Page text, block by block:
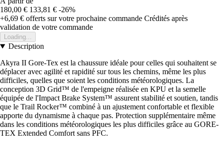
180,00 € 133,81 € -26%
+6,69 € offerts sur votre prochaine commande Crédités après
validation de votre commande
Loading...
Description
Akyra II Gore-Tex est la chaussure idéale pour celles qui souhaitent se
déplacer avec agilité et rapidité sur tous les chemins, même les plus
difficiles, quelles que soient les conditions météorologiques. La
conception 3D Grid™ de l'empeigne réalisée en KPU et la semelle
équipée de l'Impact Brake System™ assurent stabilité et soutien, tandis
que le Trail Rocker™ combiné à un ajustement confortable et flexible
apporte du dynamisme à chaque pas. Protection supplémentaire même
dans les conditions météorologiques les plus difficiles grâce au GORE-
TEX Extended Comfort sans PFC.